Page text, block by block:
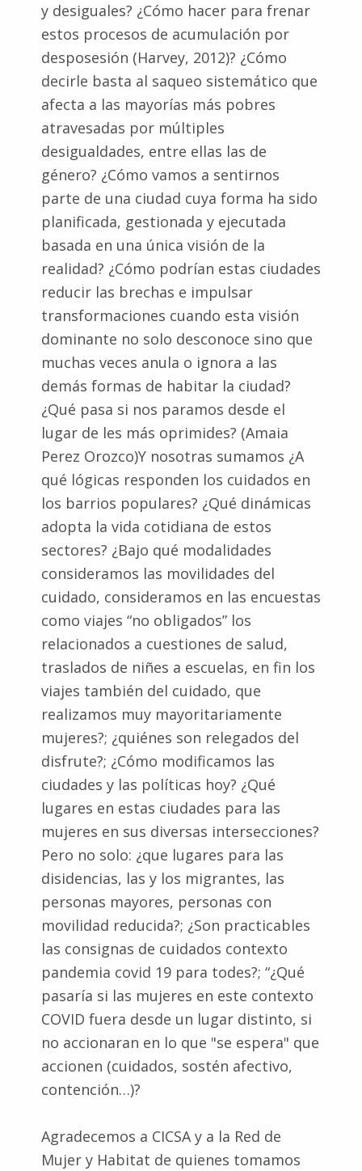
y desiguales? ¿Cómo hacer para frenar
estos procesos de acumulación por
desposesión (Harvey, 2012)? ¿Cómo
decirle basta al saqueo sistemático que
afecta a las mayorías más pobres
atravesadas por múltiples
desigualdades, entre ellas las de
género? ¿Cómo vamos a sentirnos
parte de una ciudad cuya forma ha sido
planificada, gestionada y ejecutada
basada en una única visión de la
realidad? ¿Cómo podrían estas ciudades
reducir las brechas e impulsar
transformaciones cuando esta visión
dominante no solo desconoce sino que
muchas veces anula o ignora a las
demás formas de habitar la ciudad?
¿Qué pasa si nos paramos desde el
lugar de les más oprimides? (Amaia
Perez Orozco)Y nosotras sumamos ¿A
qué lógicas responden los cuidados en
los barrios populares? ¿Qué dinámicas
adopta la vida cotidiana de estos
sectores? ¿Bajo qué modalidades
consideramos las movilidades del
cuidado, consideramos en las encuestas
como viajes “no obligados” los
relacionados a cuestiones de salud,
traslados de niñes a escuelas, en fin los
viajes también del cuidado, que
realizamos muy mayoritariamente
mujeres?; ¿quiénes son relegados del
disfrute?; ¿Cómo modificamos las
ciudades y las políticas hoy? ¿Qué
lugares en estas ciudades para las
mujeres en sus diversas intersecciones?
Pero no solo: ¿que lugares para las
disidencias, las y los migrantes, las
personas mayores, personas con
movilidad reducida?; ¿Son practicables
las consignas de cuidados contexto
pandemia covid 19 para todes?; “¿Qué
pasaría si las mujeres en este contexto
COVID fuera desde un lugar distinto, si
no accionaran en lo que "se espera" que
accionen (cuidados, sostén afectivo,
contención…)?
Agradecemos a CICSA y a la Red de
Mujer y Habitat de quienes tomamos